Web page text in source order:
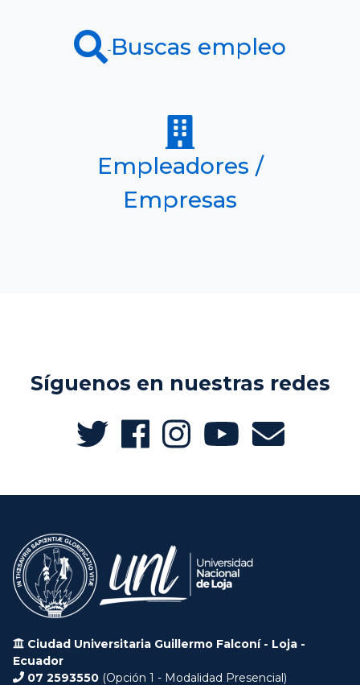
Buscas empleo
Empleadores /
Empresas
Síguenos en nuestras redes
Ciudad Universitaria Guillermo Falconí - Loja -
Ecuador
07 2593550 (Opción 1 - Modalidad Presencial)